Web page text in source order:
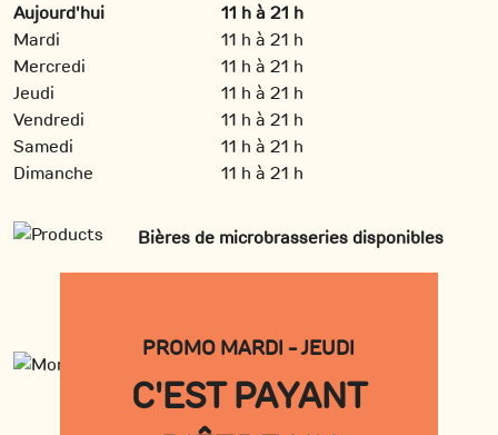
Aujourd'hui
11 h à 21 h
Mardi
11 h à 21 h
Mercredi
11 h à 21 h
Jeudi
11 h à 21 h
Vendredi
11 h à 21 h
Samedi
11 h à 21 h
Dimanche
11 h à 21 h
Bières de microbrasseries disponibles
PROMO MARDI - JEUDI
C'EST PAYANT